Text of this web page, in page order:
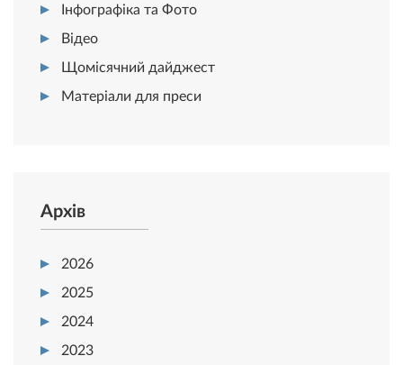
Інфографіка та Фото
Відео
Щомісячний дайджест
Матеріали для преси
Архів
2026
2025
2024
2023